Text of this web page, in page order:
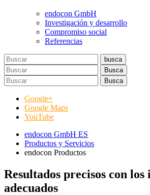
endocon GmbH
Investigación y desarrollo
Compromiso social
Referencias
busca
Busca
Busca
Google+
Google Maps
YouTube
endocon GmbH ES
Productos y Servicios
endocon Productos
Resultados precisos con
adecuados